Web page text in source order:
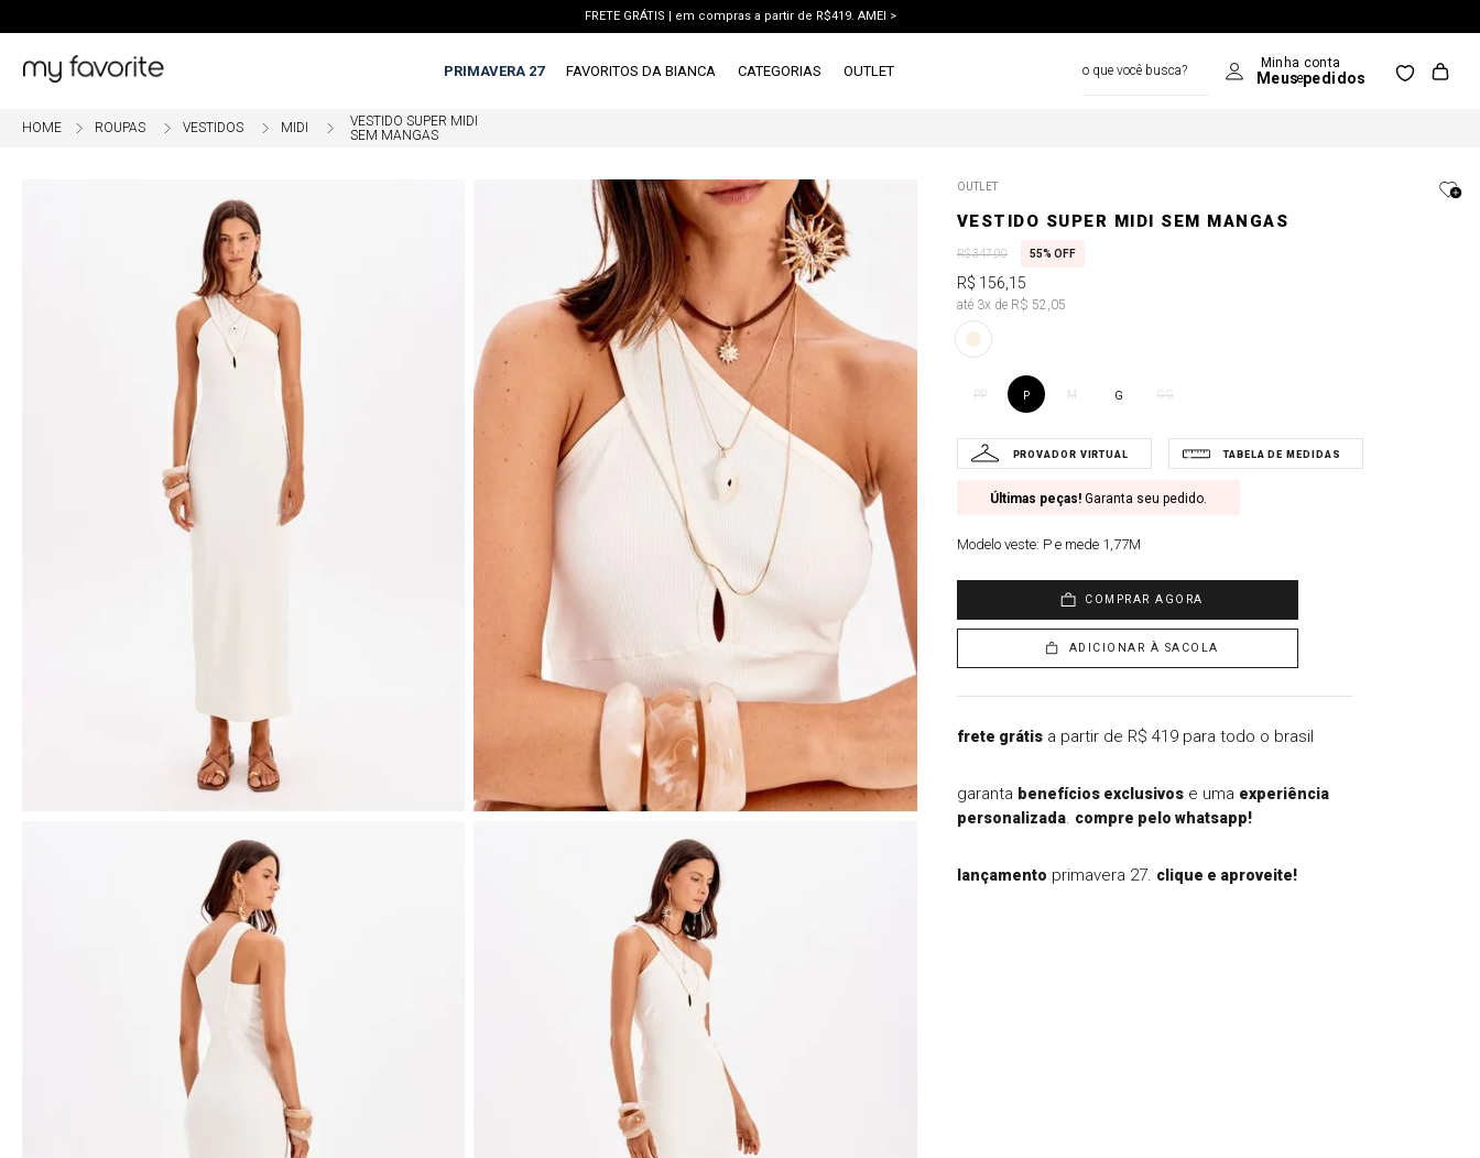
FRETE GRÁTIS | em compras a partir de R$419. AMEI >
PRIMAVERA 27 FAVORITOS DA BIANCA CATEGORIAS OUTLET
ROUPAS VESTIDOS MIDI
VESTIDO SUPER MIDI
SEM MANGAS
OUTLET
VESTIDO SUPER MIDI SEM MANGAS
R$347,00 55% OFF
R$ 156 15
até 3x de R$ 52,05
PP P M G GG
Últimas peças! Garanta seu pedido.
Modelo veste: P e mede 1,77M
COMPRAR AGORA
ADICIONAR À SACOLA
frete grátisa partir de R$ 419 para todo o brasil
garanta benefícios exclusivose uma experiência
personalizada. compre pelo whatsapp!
lançamento primavera 27. clique e aproveite!
vestido
blusa
calca jeans
4º
calca
5º
saia
º
short
7 º
conjunto
8
jaqueta